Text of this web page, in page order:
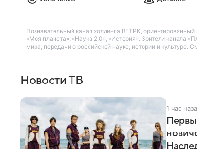
Познавательный канал холдинга ВГТРК,
«Моя планета», «Наука 2.0», «История». Зрители канала
мира, передачи о российской науке, истории и культуре.
Новости ТВ
1 час